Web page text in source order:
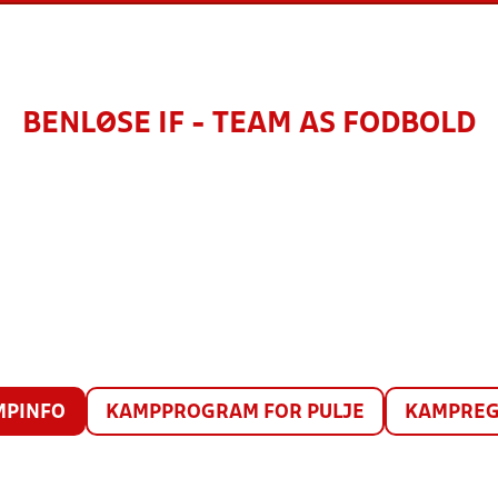
BENLØSE IF - TEAM AS FODBOLD
KAMPPROGRAM FOR PULJE